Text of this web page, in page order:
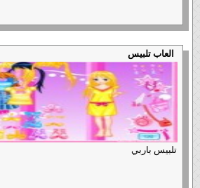
العاب تلبيس
تلبيس باربي